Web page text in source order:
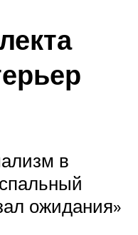
в
ожидания»